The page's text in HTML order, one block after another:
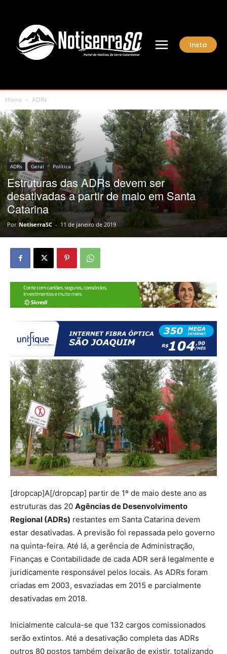
Insta
Home ADRs
ADRs Geral Política
Estruturas das ADRs devem ser
desativadas a partir de maio em Santa
Catarina
Por NotiserraSC - 11 de janeiro de 2019
[dropcap]A[/dropcap] partir de 1º de maio deste ano as
estruturas das 20 Agências de Desenvolvimento
Regional (ADRs) restantes em Santa Catarina devem
estar desativadas. A previsão foi repassada pelo governo
na quinta-feira. Até lá, a gerência de Administração,
Finanças e Contabilidade de cada ADR será legalmente e
juridicamente responsável pelos locais. As ADRs foram
criadas em 2003, esvaziadas em 2015 e parcialmente
desativadas em 2018.
Inicialmente calcula-se que 132 cargos comissionados
serão extintos. Até a desativação completa das ADRs
outros 80 postos também deixarão de existir, totalizando